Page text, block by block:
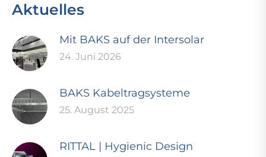
Aktuelles
Mit BAKS auf der Intersolar
24. Juni 2026
BAKS Kabeltragsysteme
25. August 2025
RITTAL | Hygienic Design